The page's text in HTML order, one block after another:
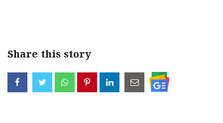
Share this story